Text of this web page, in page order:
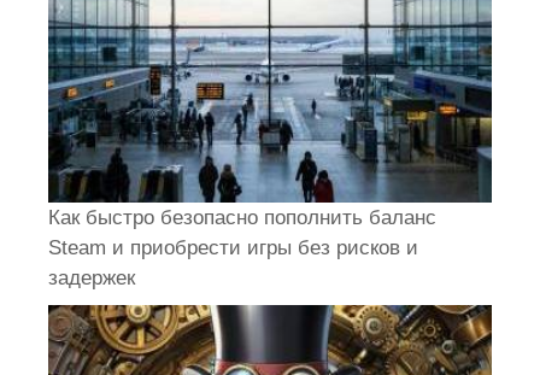
Как быстро безопасно пополнить баланс
Steam и приобрести игры без рисков и
задержек